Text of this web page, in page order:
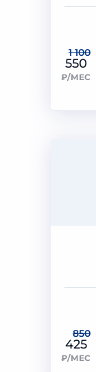
1 100
550
₽/МЕС
850
425
₽/МЕС